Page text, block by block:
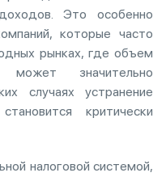
Это особенно
которые часто
рынках, где объем
может значительно
случаях устранение
критически
налоговой системой,